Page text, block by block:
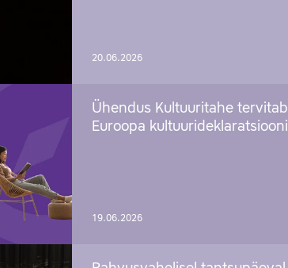
20.06.2026
Ühendus Kultuuritahe tervitab
Euroopa kultuurideklaratsiooni
19.06.2026